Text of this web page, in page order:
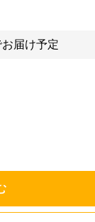
届け予定